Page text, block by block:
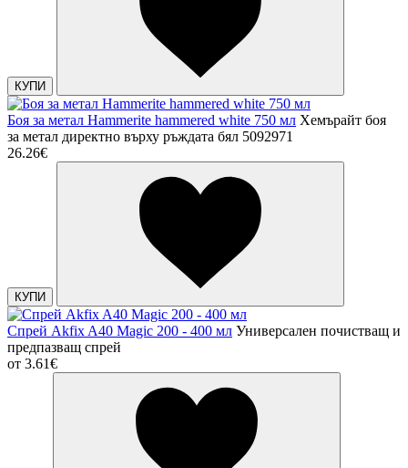
КУПИ
Боя за метал Hammerite hammered white 750 мл Хемърайт боя
за метал директно върху ръждата бял 5092971
26.26€
КУПИ
Спрей Akfix A40 Magic 200 - 400 мл Универсален почистващ и
предпазващ спрей
от 3.61€